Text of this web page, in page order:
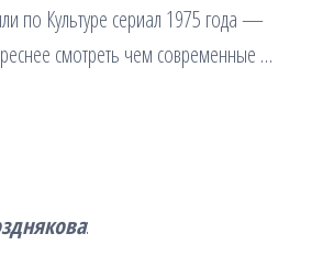
по Культуре сериал 1975 года —
смотреть чем современные …
: